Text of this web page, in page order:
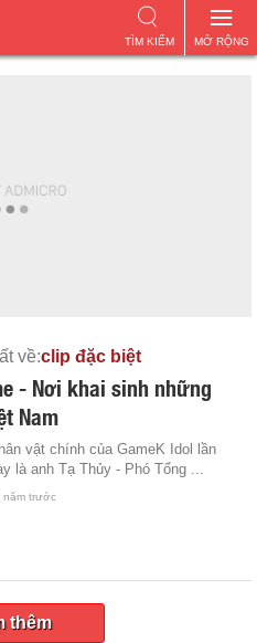
MỞ RỘNG
TÌM KIẾM
về:clip đặc biệt
- Nơi khai sinh những
Nam
vật chính của GameK Idol lần
là anh Tạ Thủy - Phó Tổng ...
năm trước
thêm